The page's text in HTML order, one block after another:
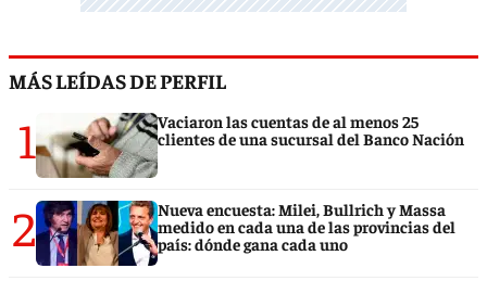
MÁS LEÍDAS DE PERFIL
1
Vaciaron las cuentas de al menos 25
clientes de una sucursal del Banco Nación
2
Nueva encuesta: Milei, Bullrich y Massa
medido en cada una de las provincias del
país: dónde gana cada uno